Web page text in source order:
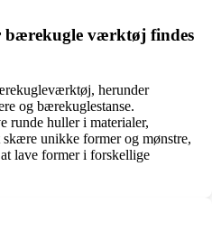
bærekugle værktøj findes
herunder
og bærekuglestanse.
runde huller i materialer,
unikke former og mønstre,
lave former i forskellige